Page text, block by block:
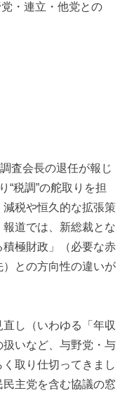
・連立・他党との
査会長の退任が報じ
“税調”の舵取りを担
税や恒久的な拡張策
道では、新総裁とな
極財政」（必要な赤
との方向性の違いが
し（いわゆる「年収
いなど、与野党・与
取り仕切ってきまし
主党を含む協議の窓